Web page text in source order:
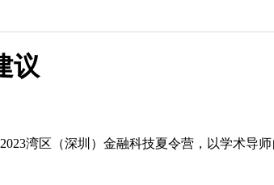
议
湾区（深圳）金融科技夏令营，以学术导